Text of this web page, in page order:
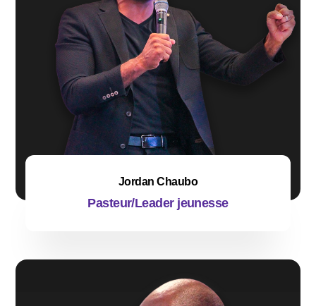
Jordan Chaubo
Pasteur/Leader jeunesse